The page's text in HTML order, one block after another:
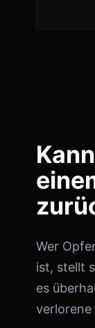
Wer
ist, stellt
es
verlorene